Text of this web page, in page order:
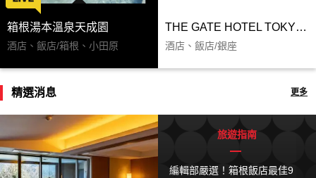
箱根湯本溫泉天成園
酒店、飯店/箱根、小田原
THE GATE HOTEL TOKYO by HULIC
酒店、飯店/銀座
精選消息 更多
旅遊指南
編輯部嚴選！箱根飯店最佳9